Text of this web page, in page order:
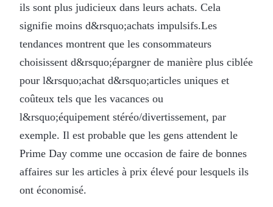
ils sont plus judicieux dans leurs achats. Cela
signifie moins d&rsquo;achats impulsifs.Les
tendances montrent que les consommateurs
choisissent d&rsquo;épargner de manière plus ciblée
pour l&rsquo;achat d&rsquo;articles uniques et
coûteux tels que les vacances ou
l&rsquo;équipement stéréo/divertissement, par
exemple. Il est probable que les gens attendent le
Prime Day comme une occasion de faire de bonnes
affaires sur les articles à prix élevé pour lesquels ils
ont économisé.